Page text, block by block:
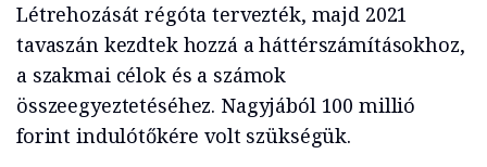
Létrehozását régóta tervezték, majd 2021
tavaszán kezdtek hozzá a háttérszámításokhoz,
a szakmai célok és a számok
összeegyeztetéséhez. Nagyjából 100 millió
forint indulótőkére volt szükségük.